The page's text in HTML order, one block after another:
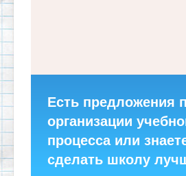
Есть предложения
организации
процесса или
сделать школу